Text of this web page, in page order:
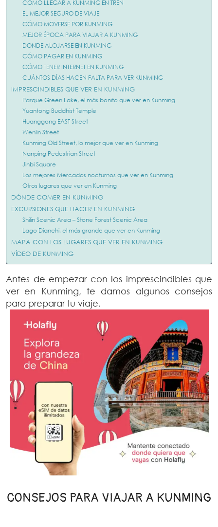
CÓMO LLEGAR A KUNMING EN TREN
EL MEJOR SEGURO DE VIAJE
CÓMO MOVERSE POR KUNMING
MEJOR ÉPOCA PARA VIAJAR A KUNMING
DONDE ALOJARSE EN KUNMING
CÓMO PAGAR EN KUNMING
CÓMO TENER INTERNET EN KUNMING
CUÁNTOS DÍAS HACEN FALTA PARA VER KUNMING
IMPRESCINDIBLES QUE VER EN KUNMING
Parque Green Lake, el más bonito que ver en Kunming
Yuantong Buddhist Temple
Huanggong EAST Street
Wenlin Street
Kunming Old Street, lo mejor que ver en Kunming
Nanping Pedestrian Street
Jinbi Square
Los mejores Mercados nocturnos que ver en Kunming
Otros lugares que ver en Kunming
DÓNDE COMER EN KUNMING
EXCURSIONES QUE HACER EN KUNMING
Shilin Scenic Area – Stone Forest Scenic Area
Lago Dianchi, el más grande que ver en Kunming
MAPA CON LOS LUGARES QUE VER EN KUNMING
VÍDEO DE KUNMING
Antes de empezar con los imprescindibles que
ver en Kunming, te damos algunos consejos
para preparar tu viaje.
CONSEJOS PARA VIAJAR A KUNMING